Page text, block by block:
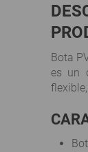
Bota
es un